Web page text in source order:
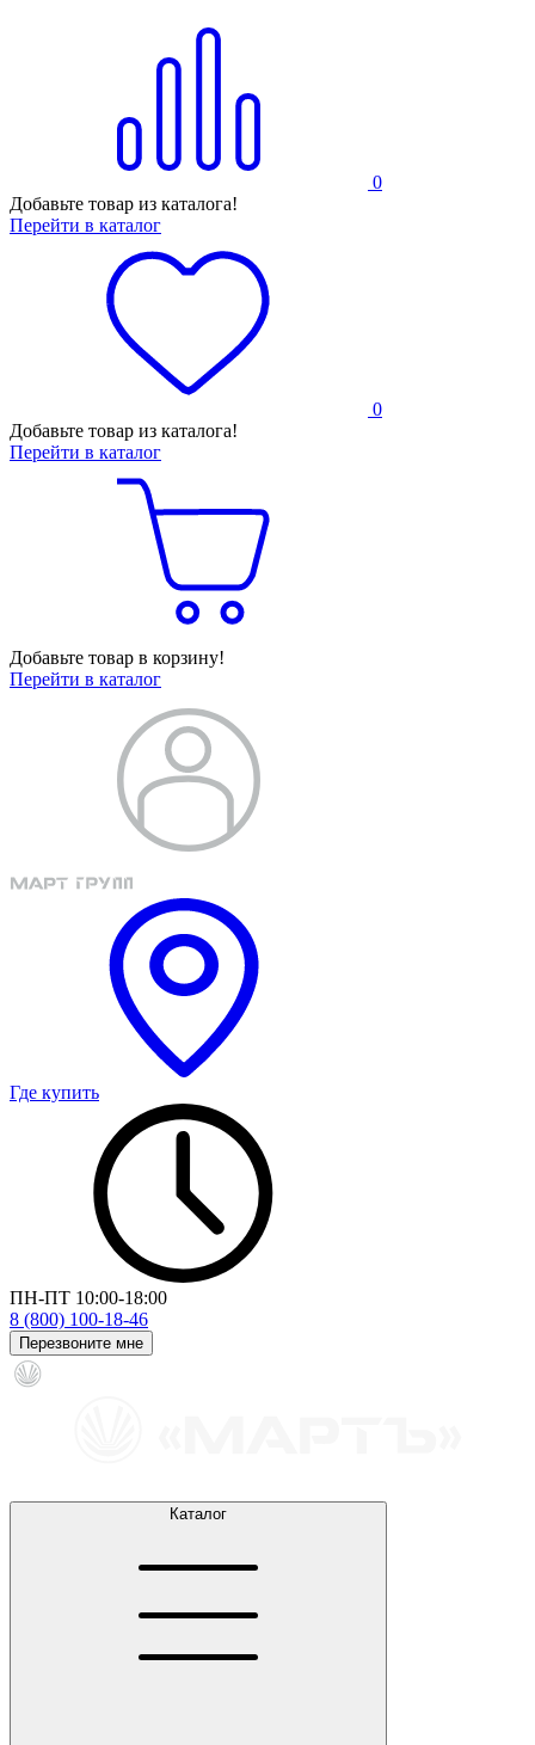
0
Добавьте товар из каталога!
Перейти в каталог
0
Добавьте товар из каталога!
Перейти в каталог
Добавьте товар в корзину!
Перейти в каталог
Где купить
ПН-ПТ 10:00-18:00
8 (800) 100-18-46
Перезвоните мне
Каталог